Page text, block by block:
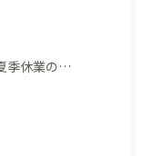
夏季休業のお知らせ